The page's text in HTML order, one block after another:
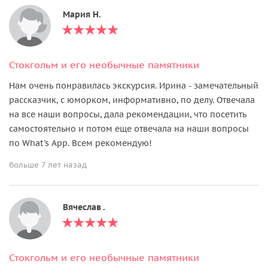
Мария Н.
Стокгольм и его необычные памятники
Нам очень понравилась экскурсия. Ирина - замечательный
рассказчик, с юморком, информативно, по делу. Отвечала
на все наши вопросы, дала рекомендации, что посетить
самостоятельно и потом еще отвечала на наши вопросы
по What's App. Всем рекомендую!
больше 7 лет назад
Вячеслав .
Стокгольм и его необычные памятники